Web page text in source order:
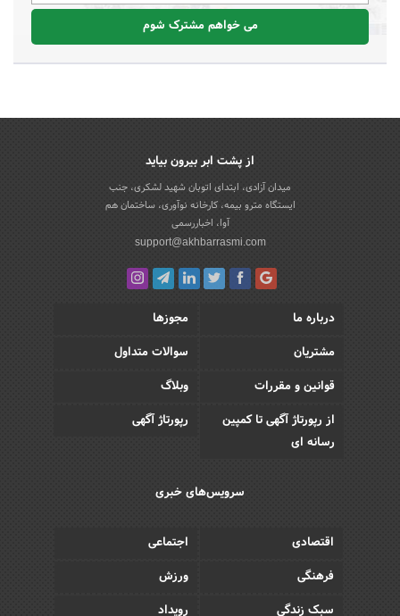
می خواهم مشترک شوم
از پشت ابر بیرون بیاید
میدان آزادی، ابتدای اتوبان شهید لشکری، جنب
ایستگاه مترو بیمه، کارخانه نوآوری، ساختمان هم
آوا، اخباررسمی
support@akhbarrasmi.com
درباره ما
مجوزها
مشتریان
سوالات متداول
قوانین و مقررات
وبلاگ
از رپورتاژ آگهی تا کمپین
رسانه ای
رپورتاژ آگهی
سرویس‌های خبری
اقتصادی
اجتماعی
فرهنگی
ورزش
سبک زندگی
رویداد